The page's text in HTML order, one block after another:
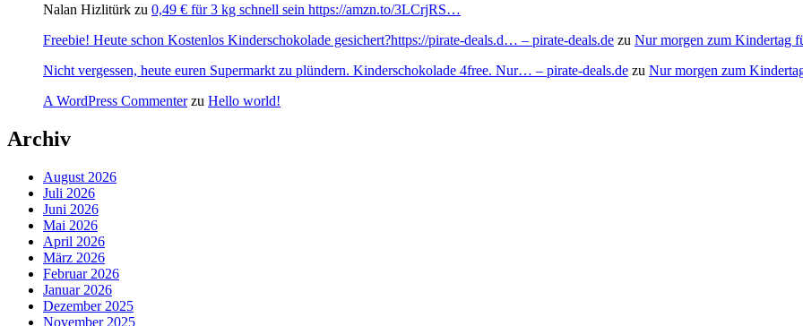
Nalan Hizlitürk zu 0,49 € für 3 kg schnell sein https://amzn.to/3LCrjRS…
Freebie! Heute schon Kostenlos Kinderschokolade gesichert?https://pirate-deals.d… – pirate-deals.de zu Nur morgen zum Kindertag
Nicht vergessen, heute euren Supermarkt zu plündern. Kinderschokolade 4free. Nur… – pirate-deals.de zu Nur morgen zum
A WordPress Commenterzu Hello world!
Archiv
August 2026
Juli 2026
Juni 2026
Mai 2026
April 2026
März 2026
Februar 2026
Januar 2026
Dezember 2025
November 2025